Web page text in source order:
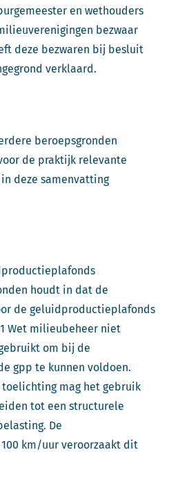
en wethouders
bezwaar
deze bezwaren bij besluit
verklaard.
beroepsgronden
de praktijk relevante
deze samenvatting
houdt in dat de
de geluidproductieplafonds
Wet milieubeheer niet
om bij de
gpp te kunnen voldoen.
mag het gebruik
tot een structurele
De
km/uur veroorzaakt dit